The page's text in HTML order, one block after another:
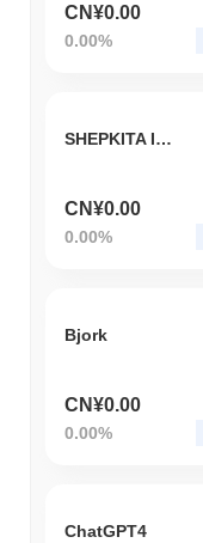
CN¥0.00
0.00%
SHEPKITA INU
CN¥0.00
0.00%
Bjork
CN¥0.00
0.00%
ChatGPT4